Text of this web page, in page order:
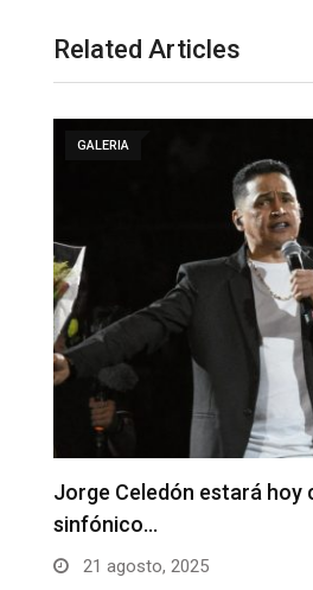
Related Articles
GALERIA
Fabian Corrales con sus
La…
21 agosto, 2025